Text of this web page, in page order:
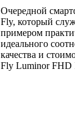
Очередной
Fly, который
примером
идеального
качества и
Fly Luminor FHD